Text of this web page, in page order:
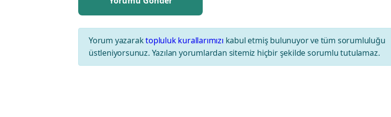
Yorum yazaraktopluluk kurallarımızı kabul etmiş bulunuyor ve tüm sorumluluğu
üstleniyorsunuz. Yazılan yorumlardan sitemiz hiçbir şekilde sorumlu tutulamaz.